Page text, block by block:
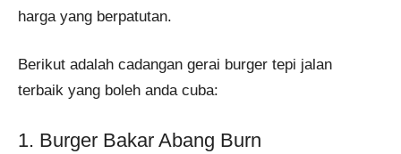
harga yang berpatutan.
Berikut adalah cadangan gerai burger tepi jalan
terbaik yang boleh anda cuba:
1. Burger Bakar Abang Burn